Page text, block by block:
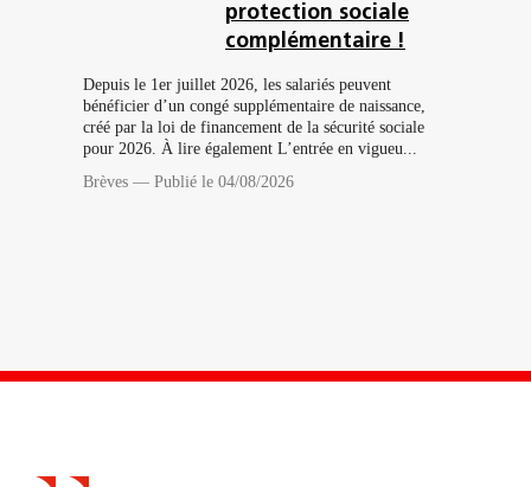
protection sociale
complémentaire !
Depuis le 1er juillet 2026, les salariés peuvent
bénéficier d’un congé supplémentaire de naissance,
créé par la loi de financement de la sécurité sociale
pour 2026. À lire également L’entrée en vigueu...
Brèves — Publié le 04/08/2026
Les actualités Capstan, toujours
avec vous.